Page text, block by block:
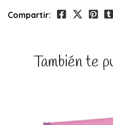
Compartir:
También te